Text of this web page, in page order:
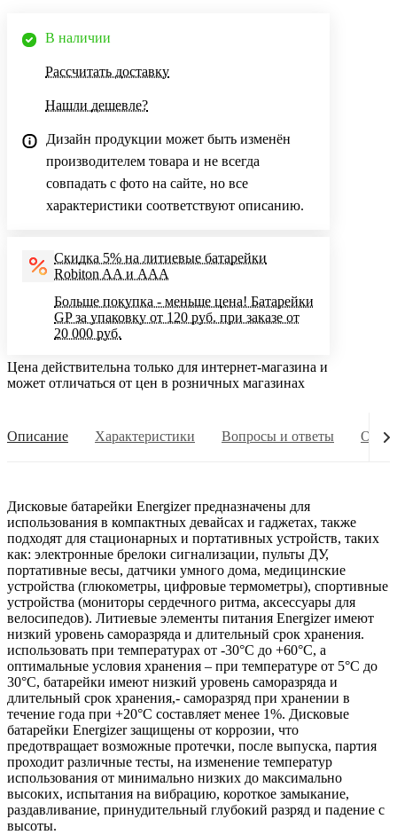
В наличии
Рассчитать доставку
Нашли дешевле?
Дизайн продукции может быть изменён
производителем товара и не всегда
совпадать с фото на сайте, но все
характеристики соответствуют описанию.
Скидка 5% на литиевые батарейки
Robiton AA и AAA
Больше покупка - меньше цена! Батарейки
GP за упаковку от 120 руб. при заказе от
20 000 руб.
Цена действительна только для интернет-магазина и
может отличаться от цен в розничных магазинах
Описание Характеристики Вопросы и ответы
Дисковые батарейки Energizer предназначены для
использования в компактных девайсах и гаджетах, также
подходят для стационарных и портативных устройств, таких
как: электронные брелоки сигнализации, пульты ДУ,
портативные весы, датчики умного дома, медицинские
устройства (глюкометры, цифровые термометры), спортивные
устройства (мониторы сердечного ритма, аксессуары для
велосипедов). Литиевые элементы питания Energizer имеют
низкий уровень саморазряда и длительный срок хранения.
использовать при температурах от -30°C до +60°C, а
оптимальные условия хранения – при температуре от 5°C до
30°C, батарейки имеют низкий уровень саморазряда и
длительный срок хранения,- саморазряд при хранении в
течение года при +20°C составляет менее 1%. Дисковые
батарейки Energizer защищены от коррозии, что
предотвращает возможные протечки, после выпуска, партия
проходит различные тесты, на изменение температур
использования от минимально низких до максимально
высоких, испытания на вибрацию, короткое замыкание,
раздавливание, принудительный глубокий разряд и падение с
высоты.